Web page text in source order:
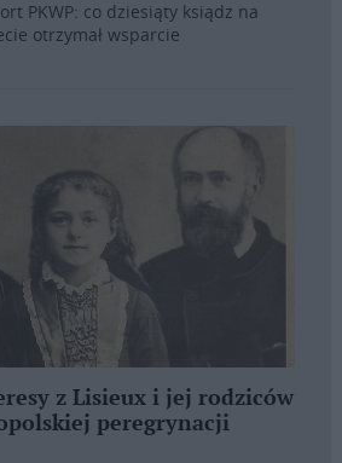
PKWP: co dziesiąty ksiądz na
otrzymał wsparcie
z Lisieux i jej rodziców
peregrynacji